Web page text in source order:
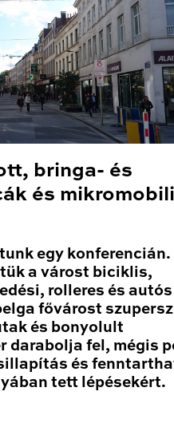
bringa- és
és
egy konferencián.
a várost biciklis,
rolleres és autós
fővárost
és bonyolult
darabolja fel, mégis
és
tett lépésekért.